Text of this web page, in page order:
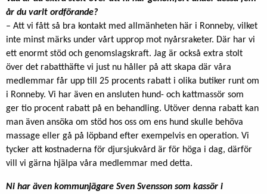
år du varit ordförande?
– Att vi fått så bra kontakt med allmänheten här i Ronneby, vilket
inte minst märks under vårt upprop mot nyårsraketer. Där har vi
ett enormt stöd och genomslagskraft. Jag är också extra stolt
över det rabatthäfte vi just nu håller på att skapa där våra
medlemmar får upp till 25 procents rabatt i olika butiker runt om
i Ronneby. Vi har även en ansluten hund- och kattmassör som
ger tio procent rabatt på en behandling. Utöver denna rabatt kan
man även ansöka om stöd hos oss om ens hund skulle behöva
massage eller gå på löpband efter exempelvis en operation. Vi
tycker att kostnaderna för djursjukvård är för höga i dag, därför
vill vi gärna hjälpa våra medlemmar med detta.
Ni har även kommunjägare Sven Svensson som kassör i